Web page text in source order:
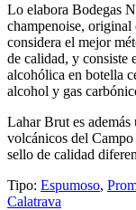
Lo elabora Bodegas
champenoise, original
considera el mejor
de calidad, y consiste
alcohólica en botella
alcohol y gas
Lahar Brut es
volcánicos del
sello de calidad
Tipo: Espumoso,
Calatrava